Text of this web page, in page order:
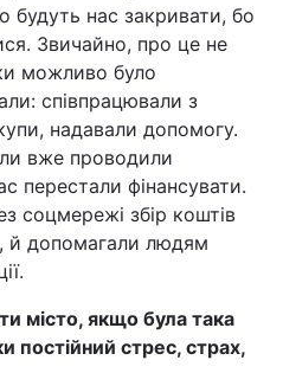
будуть нас закривати, бо
Звичайно, про це не
можливо було
співпрацювали з
надавали допомогу.
вже проводили
перестали фінансувати.
соцмережі збір коштів
й допомагали людям
місто, якщо була така
постійний стрес, страх,